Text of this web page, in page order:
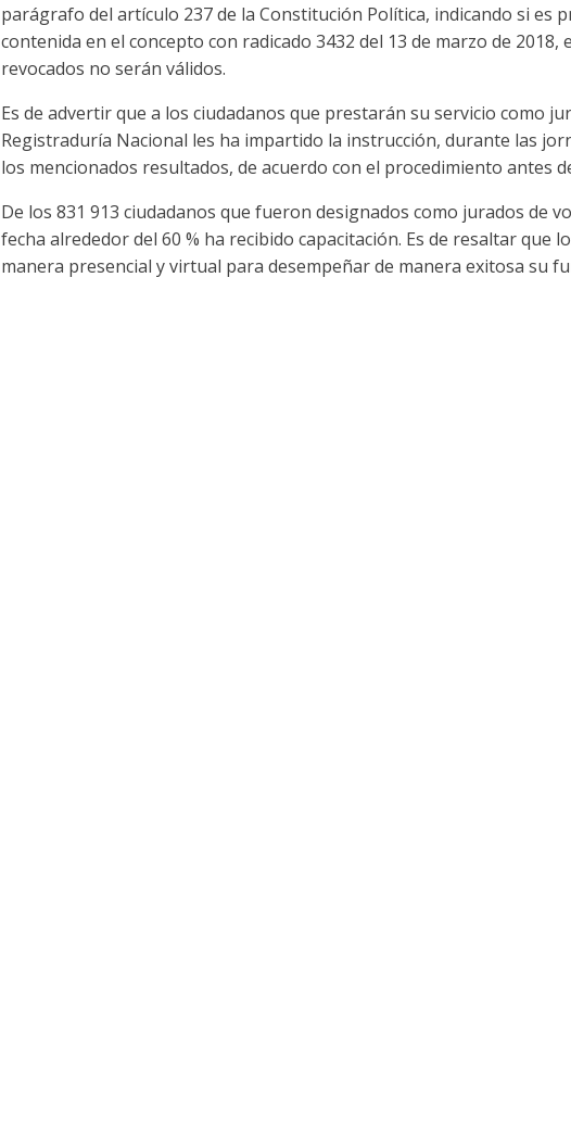
parágrafo del artículo 237 de la Constitución Política, indicando si es
contenida en el concepto con radicado 3432 del 13 de marzo de
revocados no serán válidos.
Es de advertir que a los ciudadanos que prestarán su servicio como
Registraduría Nacional les ha impartido la instrucción, durante las
los mencionados resultados, de acuerdo con el procedimiento antes
De los 831 913 ciudadanos que fueron designados como jurados de
fecha alrededor del 60 % ha recibido capacitación. Es de resaltar que
manera presencial y virtual para desempeñar de manera exitosa su